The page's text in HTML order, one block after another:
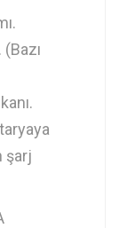
şarj